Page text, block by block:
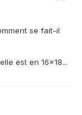
se fait-il
est en 16x18...